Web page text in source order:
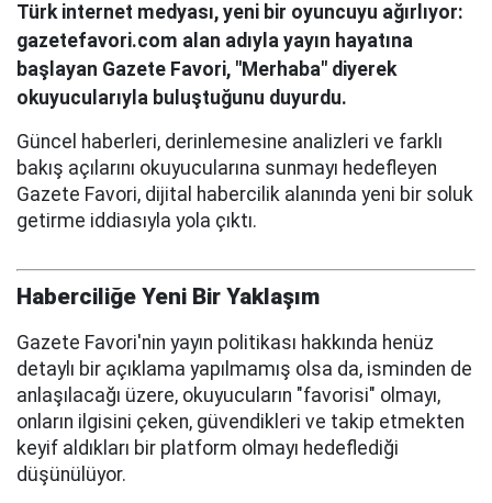
Türk internet medyası, yeni bir oyuncuyu ağırlıyor:
gazetefavori.com alan adıyla yayın hayatına
başlayan Gazete Favori, "Merhaba" diyerek
okuyucularıyla buluştuğunu duyurdu.
Güncel haberleri, derinlemesine analizleri ve farklı
bakış açılarını okuyucularına sunmayı hedefleyen
Gazete Favori, dijital habercilik alanında yeni bir soluk
getirme iddiasıyla yola çıktı.
Haberciliğe Yeni Bir Yaklaşım
Gazete Favori'nin yayın politikası hakkında henüz
detaylı bir açıklama yapılmamış olsa da, isminden de
anlaşılacağı üzere, okuyucuların "favorisi" olmayı,
onların ilgisini çeken, güvendikleri ve takip etmekten
keyif aldıkları bir platform olmayı hedeflediği
düşünülüyor.